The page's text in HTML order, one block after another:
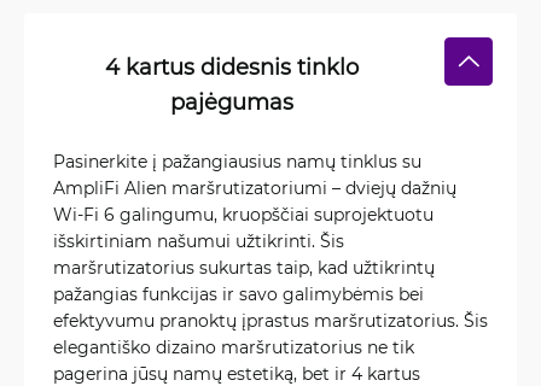
4 kartus didesnis tinklo
pajėgumas
Pasinerkite į pažangiausius namų tinklus su
AmpliFi Alien maršrutizatoriumi – dviejų dažnių
Wi-Fi 6 galingumu, kruopščiai suprojektuotu
išskirtiniam našumui užtikrinti. Šis
maršrutizatorius sukurtas taip, kad užtikrintų
pažangias funkcijas ir savo galimybėmis bei
efektyvumu pranoktų įprastus maršrutizatorius. Šis
elegantiško dizaino maršrutizatorius ne tik
pagerina jūsų namų estetiką, bet ir 4 kartus